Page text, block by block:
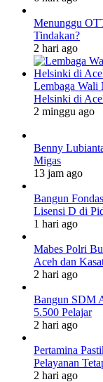
Menunggu
Tindakan?
2 hari ago
Lembaga Wali
Helsinki di
2 minggu ago
Benny
Migas
13 jam ago
Bangun
Lisensi D di
1 hari ago
Mabes Polri
Aceh dan
2 hari ago
Bangun SDM
5.500 Pelajar
2 hari ago
Pertamina
Pelayanan
2 hari ago